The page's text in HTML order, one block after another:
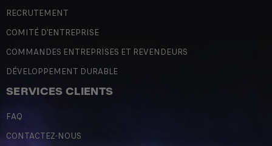
RECRUTEMENT
COMITÉ D'ENTREPRISE
COMMANDES ENTREPRISES ET REVENDEURS
DÉVELOPPEMENT DURABLE
SERVICES CLIENTS
FAQ
CONTACTEZ-NOUS